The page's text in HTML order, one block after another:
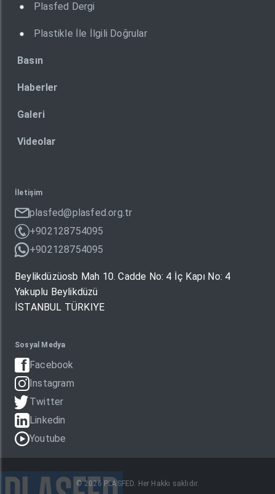
Plasfed Dergi
Plastikle İle İlgili Doğrular
Basın
Haberler
Galeri
Videolar
İletişim
plasfed@plasfed.org.tr
+902128754095
+902128754095
Beylikdüzüosb Mah 10. Cadde No: 4 İç Kapı No: 4
Yakuplu Beylikdüzü
İSTANBUL TÜRKIYE
Sosyal Medya
Facebook
Instagram
Twitter
Linkedin
Youtube
© 2026 PLASFED. Her Hakkı saklıdır.